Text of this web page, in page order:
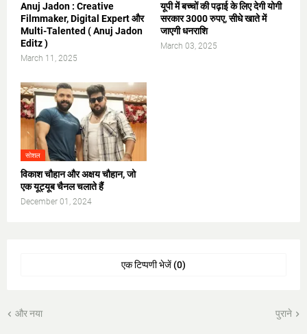
Anuj Jadon : Creative
Filmmaker, Digital Expert और
Multi-Talented ( Anuj Jadon
Editz )
March 11, 2025
यूपी में बच्चों की पढ़ाई के लिए देगी योगी
सरकार 3000 रुपए, सीधे खाते में
जाएगी धनराशि
March 03, 2025
सोशल
विकाश चौहान और अक्षय चौहान, जो
एक यूट्यूब चैनल चलाते हैं
December 01, 2024
एक टिप्पणी भेजें (0)
और नया पुराने